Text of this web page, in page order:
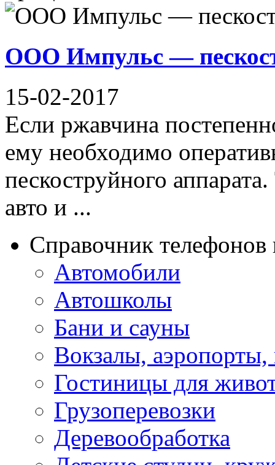
ООО Импульс —
15-02-2017
Если ржавчина
ему необходимо
пескоструйного
авто и ...
Справочник
Автомобили
Автошколы
Бани и сауны
Вокзалы,
Гостиницы для
Грузоперевозки
Деревообработка